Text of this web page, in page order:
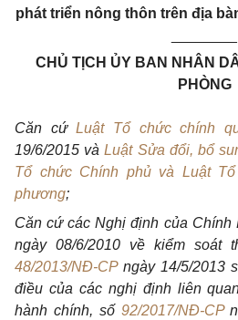
phát triển nông thôn trên địa
CHỦ TỊCH ỦY BAN NHÂN
PHÒNG
Căn cứLuật Tổ chức chính
19/6/2015 vàLuật Sửa đổi, bổ
Tổ chức Chính phủ và Luật
phương;
Căn cứ các Nghị định của Chính
ngày 08/6/2010 về kiểm soát
48/2013/NĐ-CPngày 14/5/2013
điều của các nghị định liên
hành chính, số 92/2017/NĐ-CP